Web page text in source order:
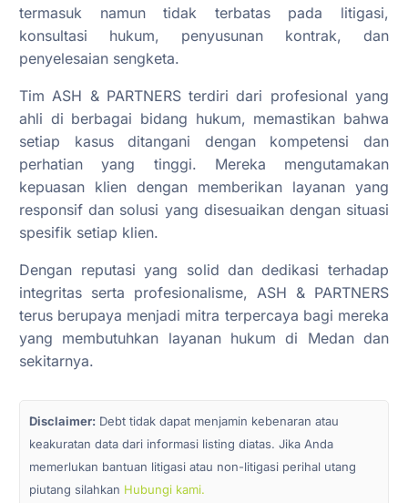
termasuk namun tidak terbatas pada litigasi,
konsultasi hukum, penyusunan kontrak, dan
penyelesaian sengketa.
Tim ASH & PARTNERS terdiri dari profesional yang
ahli di berbagai bidang hukum, memastikan bahwa
setiap kasus ditangani dengan kompetensi dan
perhatian yang tinggi. Mereka mengutamakan
kepuasan klien dengan memberikan layanan yang
responsif dan solusi yang disesuaikan dengan situasi
spesifik setiap klien.
Dengan reputasi yang solid dan dedikasi terhadap
integritas serta profesionalisme, ASH & PARTNERS
terus berupaya menjadi mitra terpercaya bagi mereka
yang membutuhkan layanan hukum di Medan dan
sekitarnya.
Disclaimer: Debt tidak dapat menjamin kebenaran atau
keakuratan data dari informasi listing diatas. Jika Anda
memerlukan bantuan litigasi atau non-litigasi perihal utang
piutang silahkan Hubungi kami.